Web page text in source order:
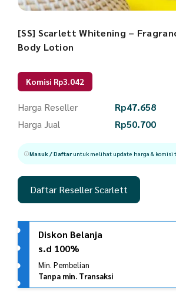
[SS] Scarlett Whitening –
Body Lotion
Komisi Rp3.042
Harga Reseller Rp47.658
Harga Jual
Rp50.700
Masuk / Daftaruntuk melihat update harga & komisi
Daftar Reseller Scarlett
Diskon Belanja
s.d 100%
Min. Pembelian
Tanpa min. Transaksi